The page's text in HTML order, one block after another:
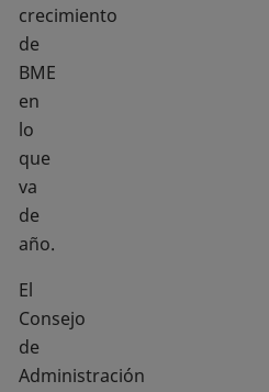
crecimiento
de
BME
en
lo
que
va
de
año.
El
Consejo
de
Administración